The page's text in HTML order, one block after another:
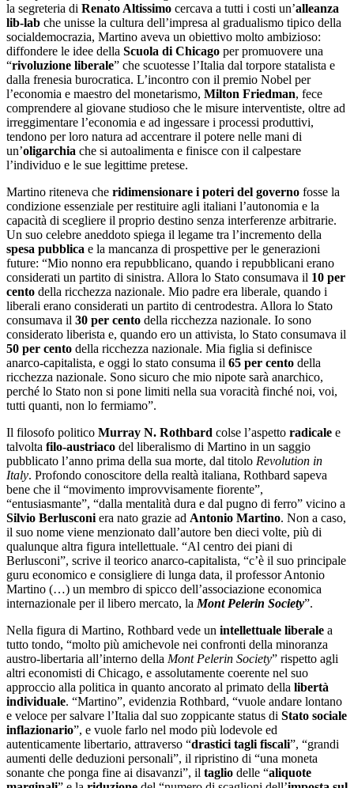
la segreteria di Renato Altissimo cercava a tutti i costi un’alleanza
lib-lab che unisse la cultura dell’impresa al gradualismo tipico della
socialdemocrazia, Martino aveva un obiettivo molto ambizioso:
diffondere le idee della Scuola di Chicago per promuovere una
“rivoluzione liberale” che scuotesse l’Italia dal torpore statalista e
dalla frenesia burocratica. L’incontro con il premio Nobel per
l’economia e maestro del monetarismo, Milton Friedman, fece
comprendere al giovane studioso che le misure interventiste, oltre ad
irreggimentare l’economia e ad ingessare i processi produttivi,
tendono per loro natura ad accentrare il potere nelle mani di
un’oligarchia che si autoalimenta e finisce con il calpestare
l’individuo e le sue legittime pretese.
Martino riteneva che ridimensionare i poteri del governo fosse la
condizione essenziale per restituire agli italiani l’autonomia e la
capacità di scegliere il proprio destino senza interferenze arbitrarie.
Un suo celebre aneddoto spiega il legame tra l’incremento della
spesa pubblica e la mancanza di prospettive per le generazioni
future: “Mio nonno era repubblicano, quando i repubblicani erano
considerati un partito di sinistra. Allora lo Stato consumava il 10 per
cento della ricchezza nazionale. Mio padre era liberale, quando i
liberali erano considerati un partito di centrodestra. Allora lo Stato
consumava il 30 per cento della ricchezza nazionale. Io sono
considerato liberista e, quando ero un attivista, lo Stato consumava il
50 per cento della ricchezza nazionale. Mia figlia si definisce
anarco-capitalista, e oggi lo stato consuma il 65 per cento della
ricchezza nazionale. Sono sicuro che mio nipote sarà anarchico,
perché lo Stato non si pone limiti nella sua voracità finché noi, voi,
tutti quanti, non lo fermiamo”.
Il filosofo politico Murray N. Rothbard colse l’aspetto radicale e
talvolta filo-austriaco del liberalismo di Martino in un saggio
pubblicato l’anno prima della sua morte, dal titolo Revolution in
Italy. Profondo conoscitore della realtà italiana, Rothbard sapeva
bene che il “movimento improvvisamente fiorente”,
“entusiasmante”, “dalla mentalità dura e dal pugno di ferro” vicino a
Silvio Berlusconi era nato grazie ad Antonio Martino. Non a caso,
il suo nome viene menzionato dall’autore ben dieci volte, più di
qualunque altra figura intellettuale. “Al centro dei piani di
Berlusconi”, scrive il teorico anarco-capitalista, “c’è il suo principale
guru economico e consigliere di lunga data, il professor Antonio
Martino (…) un membro di spicco dell’associazione economica
internazionale per il libero mercato, la Mont Pelerin Society”.
Nella figura di Martino, Rothbard vede un intellettuale liberale a
tutto tondo, “molto più amichevole nei confronti della minoranza
austro-libertaria all’interno della Mont Pelerin Society” rispetto agli
altri economisti di Chicago, e assolutamente coerente nel suo
approccio alla politica in quanto ancorato al primato della libertà
individuale. “Martino”, evidenzia Rothbard, “vuole andare lontano
e veloce per salvare l’Italia dal suo zoppicante status di Stato sociale
inflazionario”, e vuole farlo nel modo più lodevole ed
autenticamente libertario, attraverso “drastici tagli fiscali”, “grandi
aumenti delle deduzioni personali”, il ripristino di “una moneta
sonante che ponga fine ai disavanzi”, il taglio delle “aliquote